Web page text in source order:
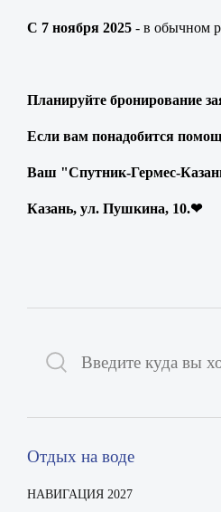
C 7 ноября 2025 - в обычном
Планируйте бронирование
Если вам понадобится
Ваш "Спутник-Гермес-
Казань, ул. Пушкина, 10.❤
Отдых на воде
НАВИГАЦИЯ 2027